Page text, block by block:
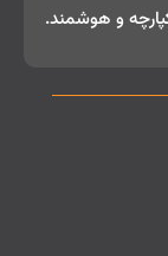
و هوشمند.